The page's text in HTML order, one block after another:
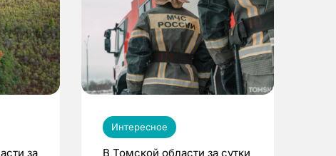
за
Интересное
В Томской области за сутки